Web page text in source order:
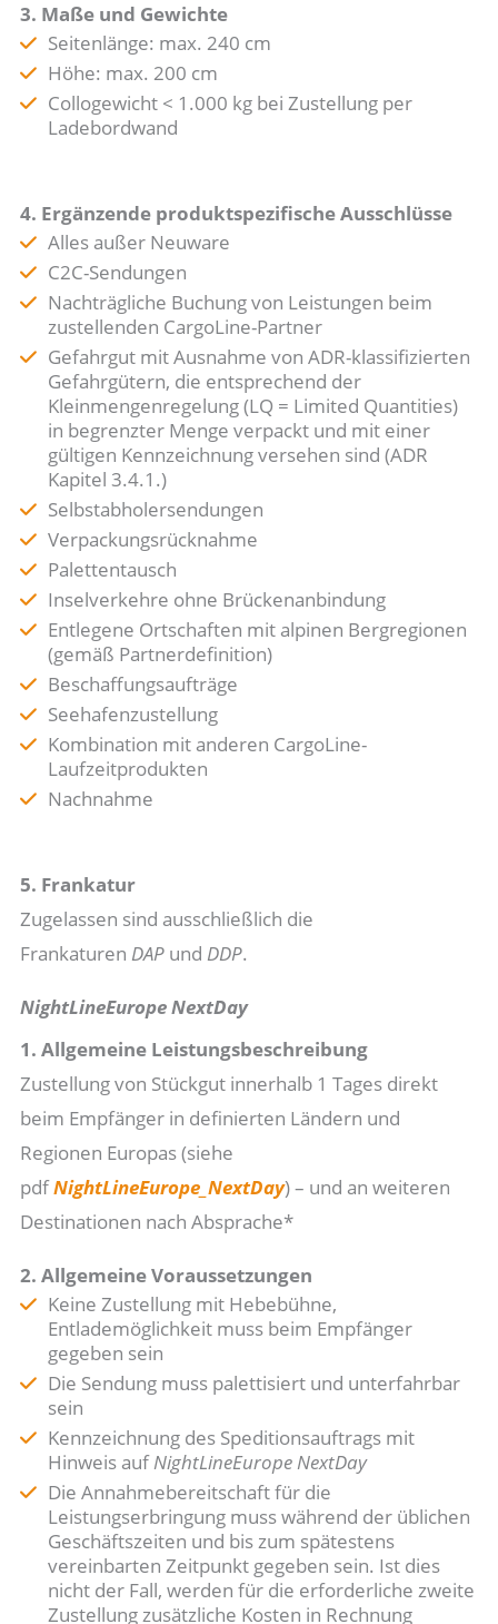
3. Maße und Gewichte
Seitenlänge: max. 240 cm
Höhe: max. 200 cm
Collogewicht < 1.000 kg bei Zustellung per
Ladebordwand
4. Ergänzende produktspezifische Ausschlüsse
Alles außer Neuware
C2C-Sendungen
Nachträgliche Buchung von Leistungen beim
zustellenden CargoLine-Partner
Gefahrgut mit Ausnahme von ADR-klassifizierten
Gefahrgütern, die entsprechend der
Kleinmengenregelung (LQ = Limited Quantities)
in begrenzter Menge verpackt und mit einer
gültigen Kennzeichnung versehen sind (ADR
Kapitel 3.4.1.)
Selbstabholersendungen
Verpackungsrücknahme
Palettentausch
Inselverkehre ohne Brückenanbindung
Entlegene Ortschaften mit alpinen Bergregionen
(gemäß Partnerdefinition)
Beschaffungsaufträge
Seehafenzustellung
Kombination mit anderen CargoLine-
Laufzeitprodukten
Nachnahme
5. Frankatur
Zugelassen sind ausschließlich die
Frankaturen DAP und DDP.
NightLineEurope NextDay
1. Allgemeine Leistungsbeschreibung
Zustellung von Stückgut innerhalb 1 Tages direkt
beim Empfänger in definierten Ländern und
Regionen Europas (siehe
pdfNightLineEurope_NextDay) – und an weiteren
Destinationen nach Absprache*
2. Allgemeine Voraussetzungen
Keine Zustellung mit Hebebühne,
Entlademöglichkeit muss beim Empfänger
gegeben sein
Die Sendung muss palettisiert und unterfahrbar
sein
Kennzeichnung des Speditionsauftrags mit
Hinweis aufNightLineEurope NextDay
Die Annahmebereitschaft für die
Leistungserbringung muss während der üblichen
Geschäftszeiten und bis zum spätestens
vereinbarten Zeitpunkt gegeben sein. Ist dies
nicht der Fall, werden für die erforderliche zweite
Zustellung zusätzliche Kosten in Rechnung